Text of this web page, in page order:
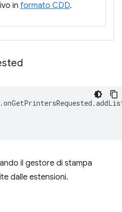
in formato CDD.
.onGetPrintersRequested .
il gestore di stampa
dalle estensioni.